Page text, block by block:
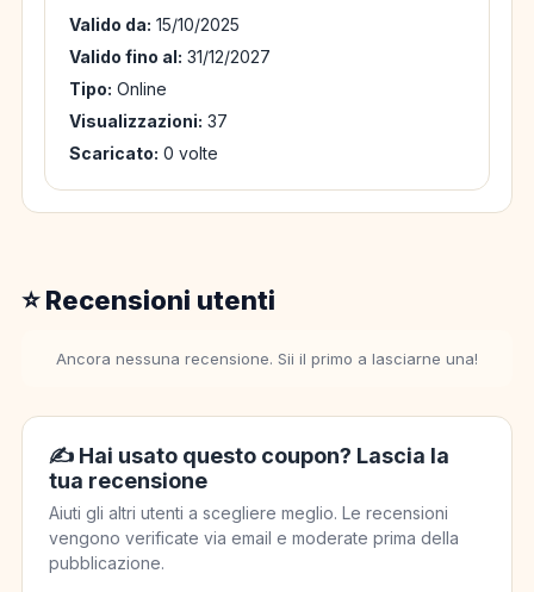
Valido da: 15/10/2025
Valido fino al: 31/12/2027
Tipo: Online
Visualizzazioni: 37
Scaricato: 0 volte
⭐ Recensioni utenti
Ancora nessuna recensione. Sii il primo a lasciarne una!
✍️ Hai usato questo coupon? Lascia la
tua recensione
Aiuti gli altri utenti a scegliere meglio. Le recensioni
vengono verificate via email e moderate prima della
pubblicazione.